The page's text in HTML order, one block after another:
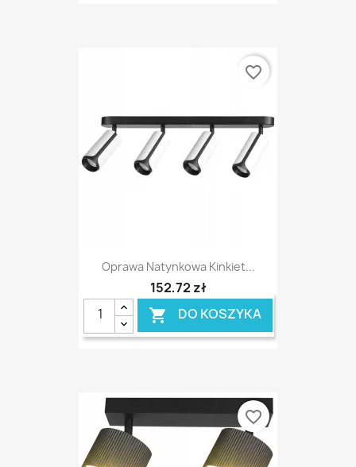
Oprawa Natynkowa Kinkiet...
152,72 zł
 DO KOSZYKA
favorite_border
favorite_border